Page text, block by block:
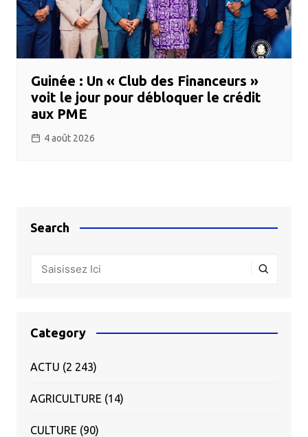
Guinée : Un « Club des Financeurs »
voit le jour pour débloquer le crédit
aux PME
4 août 2026
Search
Category
ACTU (2 243)
AGRICULTURE (14)
CULTURE (90)